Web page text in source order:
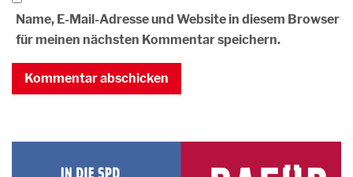
Name, E-Mail-Adresse und Website in diesem Browser
für meinen nächsten Kommentar speichern.